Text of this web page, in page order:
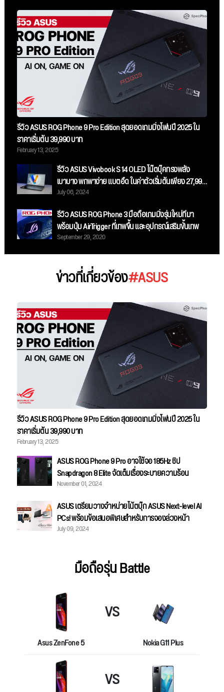
รีวิว ASUS ROG Phone 9 Pro Edition สุดยอดเกมมิ่งโฟนปี 2025 ใน
ราคาเริ่มต้น 39,990 บาท
February 13, 2025
รีวิว ASUS Vivobook S 14 OLED โน๊ตบุ๊คทรงพลัง
เบาบาง พกพาง่าย แบตอึด ในค่าตัวเริ่มต้นเพียง 27,990
บาท
July 06, 2024
รีวิว ASUS ROG Phone 3 มือถือเกมมิ่งรุ่นใหม่ที่มา
พร้อมปุ่ม AirTrigger ที่เทพขึ้น และอุปกรณ์เสริมขั้นเทพ
September 29, 2020
ข่าวที่เกี่ยวข้อง#ASUS
รีวิว ASUS ROG Phone 9 Pro Edition สุดยอดเกมมิ่งโฟนปี 2025 ใน
ราคาเริ่มต้น 39,990 บาท
February 13, 2025
ASUS ROG Phone 9 Pro อาจใช้จอ 185Hz ชิป
Snapdragon 8 Elite จัดเต็มเรื่องระบายความร้อน
November 01, 2024
ASUS เตรียมวางจำหน่ายโน้ตบุ๊ก ASUS Next-level AI
PCs! พร้อมข้อเสนอพิเศษสำหรับการจองล่วงหน้า
July 09, 2024
มือถือรุ่น Battle
Asus ZenFone 5
VS
Nokia G11 Plus
VS